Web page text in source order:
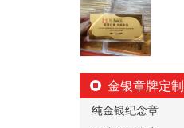
金银章牌定制
纯金银纪念章